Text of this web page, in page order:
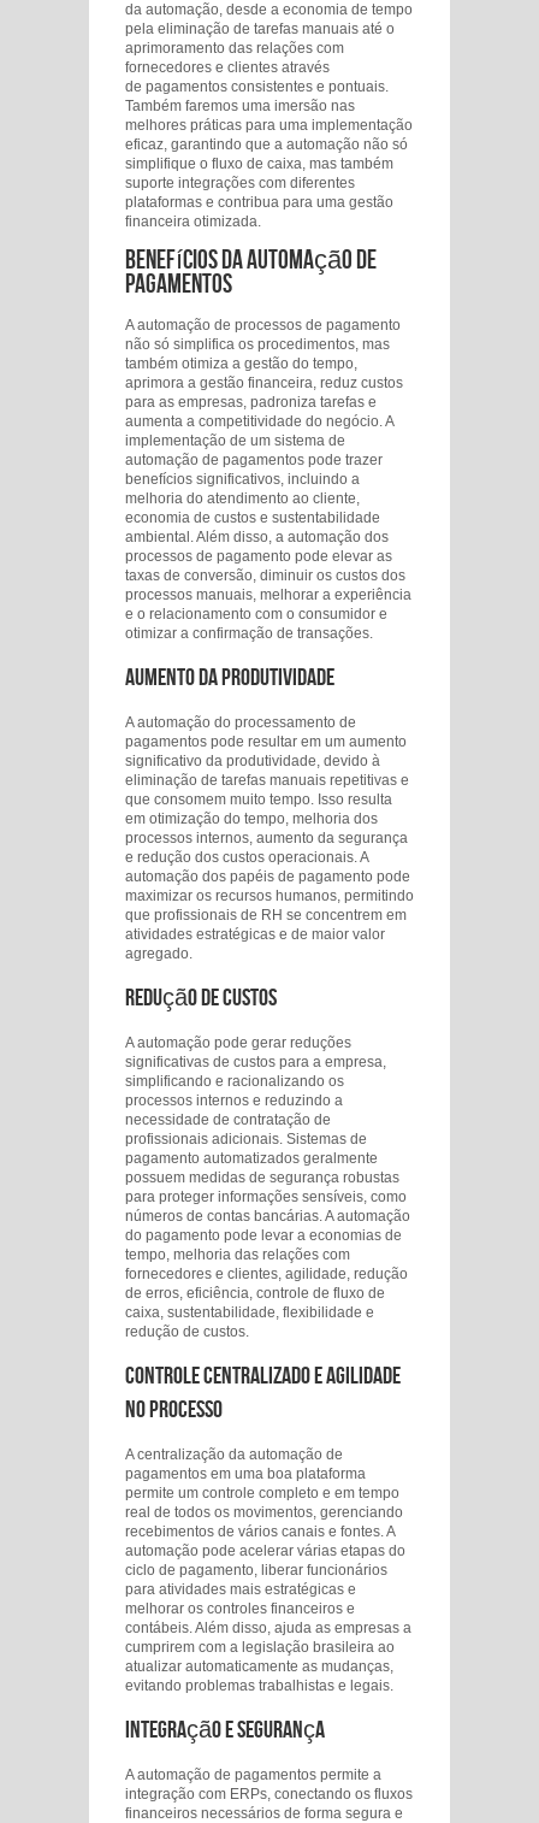
da automação, desde a economia de tempo
pela eliminação de tarefas manuais até o
aprimoramento das relações com
fornecedores e clientes através
de pagamentos consistentes e pontuais.
Também faremos uma imersão nas
melhores práticas para uma implementação
eficaz, garantindo que a automação não só
simplifique o fluxo de caixa, mas também
suporte integrações com diferentes
plataformas e contribua para uma gestão
financeira otimizada.
Benefícios da Automação de
Pagamentos
A automação de processos de pagamento
não só simplifica os procedimentos, mas
também otimiza a gestão do tempo,
aprimora a gestão financeira, reduz custos
para as empresas, padroniza tarefas e
aumenta a competitividade do negócio. A
implementação de um sistema de
automação de pagamentos pode trazer
benefícios significativos, incluindo a
melhoria do atendimento ao cliente,
economia de custos e sustentabilidade
ambiental. Além disso, a automação dos
processos de pagamento pode elevar as
taxas de conversão, diminuir os custos dos
processos manuais, melhorar a experiência
e o relacionamento com o consumidor e
otimizar a confirmação de transações.
Aumento da Produtividade
A automação do processamento de
pagamentos pode resultar em um aumento
significativo da produtividade, devido à
eliminação de tarefas manuais repetitivas e
que consomem muito tempo. Isso resulta
em otimização do tempo, melhoria dos
processos internos, aumento da segurança
e redução dos custos operacionais. A
automação dos papéis de pagamento pode
maximizar os recursos humanos, permitindo
que profissionais de RH se concentrem em
atividades estratégicas e de maior valor
agregado.
Redução de Custos
A automação pode gerar reduções
significativas de custos para a empresa,
simplificando e racionalizando os
processos internos e reduzindo a
necessidade de contratação de
profissionais adicionais. Sistemas de
pagamento automatizados geralmente
possuem medidas de segurança robustas
para proteger informações sensíveis, como
números de contas bancárias. A automação
do pagamento pode levar a economias de
tempo, melhoria das relações com
fornecedores e clientes, agilidade, redução
de erros, eficiência, controle de fluxo de
caixa, sustentabilidade, flexibilidade e
redução de custos.
Controle Centralizado e Agilidade
no Processo
A centralização da automação de
pagamentos em uma boa plataforma
permite um controle completo e em tempo
real de todos os movimentos, gerenciando
recebimentos de vários canais e fontes. A
automação pode acelerar várias etapas do
ciclo de pagamento, liberar funcionários
para atividades mais estratégicas e
melhorar os controles financeiros e
contábeis. Além disso, ajuda as empresas a
cumprirem com a legislação brasileira ao
atualizar automaticamente as mudanças,
evitando problemas trabalhistas e legais.
Integração e Segurança
A automação de pagamentos permite a
integração com ERPs, conectando os fluxos
financeiros necessários de forma segura e